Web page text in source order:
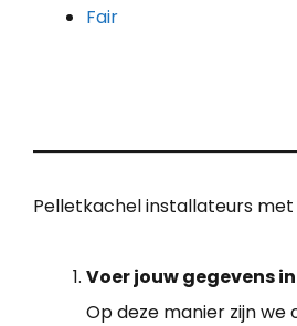
Fair
Pelletkachel installateurs
Voer jouw gegevens in
Op deze manier zijn